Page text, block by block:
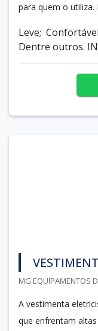
para quem o utiliza.
Leve;
Dentre outros.
MG EQUIPAMENTOS
A vestimenta
que enfrentam